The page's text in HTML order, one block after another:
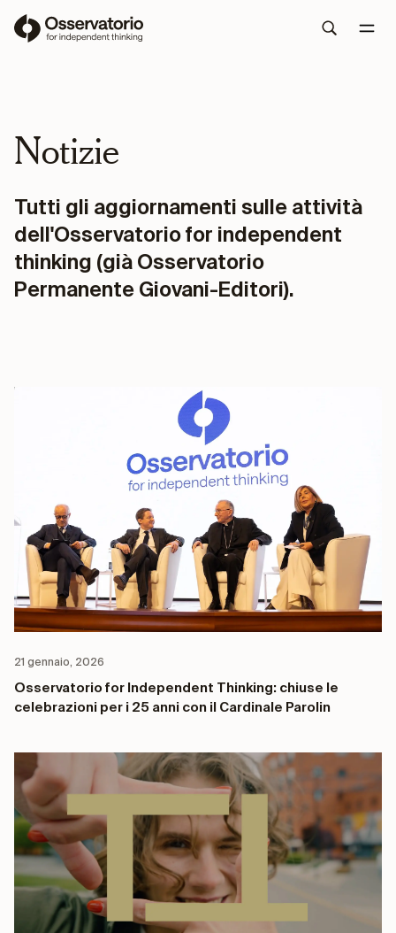
Notizie
Tutti gli aggiornamenti sulle attività
dell'Osservatorio for independent
thinking (già Osservatorio
Permanente Giovani-Editori).
21 gennaio, 2026
Osservatorio for Independent Thinking: chiuse le
celebrazioni per i 25 anni con il Cardinale Parolin